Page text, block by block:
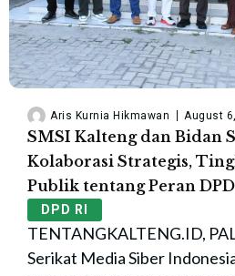
Aris Kurnia Hikmawan August
SMSI Kalteng dan Bidan
Kolaborasi Strategis,
Publik tentang Peran
DPD RI
TENTANGKALTENG.ID,
Serikat Media Siber